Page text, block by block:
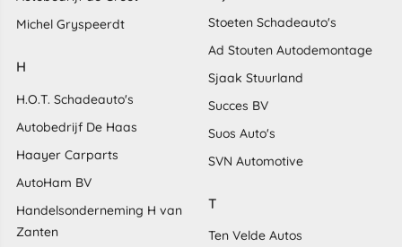
Michel Gryspeerdt
H
H.O.T. Schadeauto's
Autobedrijf De Haas
Haayer Carparts
AutoHam BV
Handelsonderneming H van
Zanten
Stoeten Schadeauto's
Ad Stouten Autodemontage
Sjaak Stuurland
Succes BV
Suos Auto's
SVN Automotive
T
Ten Velde Autos